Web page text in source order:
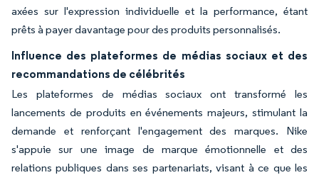
axées sur l'expression individuelle et la performance, étant
prêts à payer davantage pour des produits personnalisés.
Influence des plateformes de médias sociaux et des
recommandations de célébrités
Les plateformes de médias sociaux ont transformé les
lancements de produits en événements majeurs, stimulant la
demande et renforçant l'engagement des marques. Nike
s'appuie sur une image de marque émotionnelle et des
relations publiques dans ses partenariats, visant à ce que les